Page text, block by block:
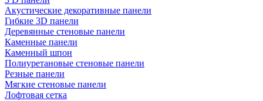
Акустические декоративные панели
Гибкие 3D панели
Деревянные стеновые панели
Каменные панели
Каменный шпон
Полиуретановые стеновые панели
Резные панели
Мягкие стеновые панели
Лофтовая сетка